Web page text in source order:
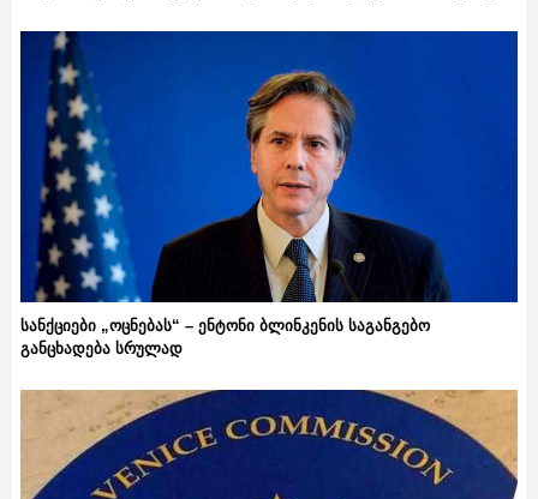
სანქციები „ოცნებას“ – ენტონი ბლინკენის საგანგებო
განცხადება სრულად